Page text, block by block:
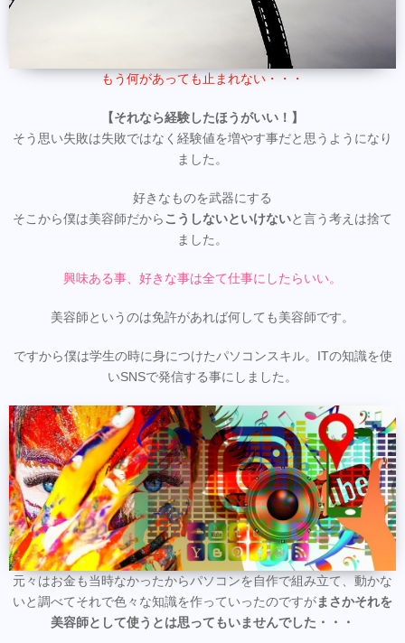
もう何があっても止まれない・・・
【それなら経験したほうがいい！】
そう思い失敗は失敗ではなく経験値を増やす事だと思うようになり
ました。
好きなものを武器にする
そこから僕は美容師だからこうしないといけないと言う考えは捨て
ました。
興味ある事、好きな事は全て仕事にしたらいい。
美容師というのは免許があれば何しても美容師です。
ですから僕は学生の時に身につけたパソコンスキル。ITの知識を使
いSNSで発信する事にしました。
元々はお金も当時なかったからパソコンを自作で組み立て、動かな
いと調べてそれで色々な知識を作っていったのですがまさかそれを
美容師として使うとは思ってもいませんでした・・・